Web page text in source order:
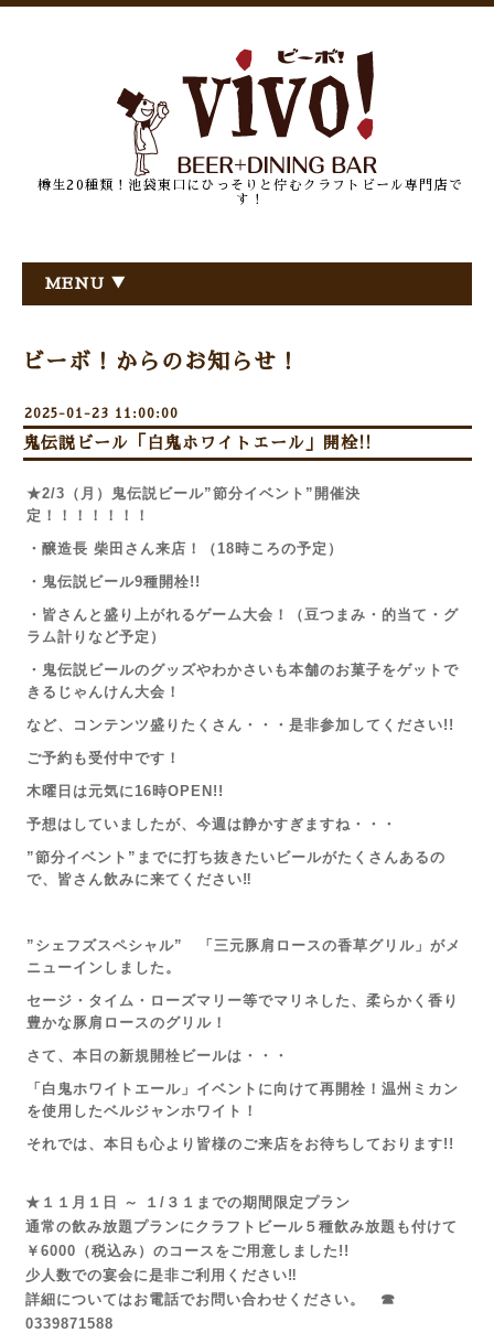
樽生20種類！池袋東口にひっそりと佇むクラフトビール専門店で
す！
MENU ▼
ビーボ！からのお知らせ！
2025-01-23 11:00:00
鬼伝説ビール「白鬼ホワイトエール」開栓!!
★2/3（月）鬼伝説ビール”節分イベント”開催決
定！！！！！！！
・醸造長 柴田さん来店！（18時ころの予定）
・鬼伝説ビール9種開栓!!
・皆さんと盛り上がれるゲーム大会！（豆つまみ・的当て・グ
ラム計りなど予定）
・鬼伝説ビールのグッズやわかさいも本舗のお菓子をゲットで
きるじゃんけん大会！
など、コンテンツ盛りたくさん・・・ 是非参加してください!!
ご予約も受付中です！
木曜日は元気に16時OPEN!!
予想はしていましたが、今週は静かすぎますね・・・
”節分イベント”までに打ち抜きたいビールがたくさんあるの
で、皆さん飲みに来てください‼
”シェフズスペシャル” 「三元豚肩ロースの香草グリル」がメ
ニューインしました。
セージ・タイム・ローズマリー等でマリネした、柔らかく香り
豊かな豚肩ロースのグリル！
さて、本日の新規開栓ビールは・・・
「白鬼ホワイトエール」イベントに向けて再開栓！温州ミカン
を使用したベルジャンホワイト！
それでは、本日も心より皆様のご来店をお待ちしております!!
★１１月１日 ～ １/３１までの期間限定プラン
通常の飲み放題プランにクラフトビール５種飲み放題も付けて
￥6000（税込み）のコースをご用意しました!!
少人数での宴会に是非ご利用ください‼
詳細についてはお電話でお問い合わせください。 ☎
0339871588